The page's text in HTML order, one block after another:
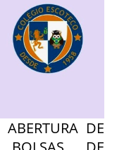
ABERTURA DE